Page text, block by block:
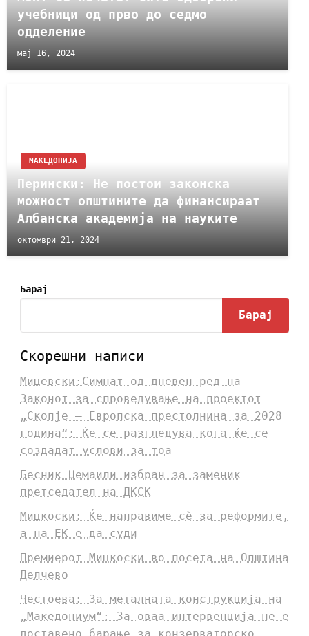
учебници од прво до седмо
одделение
мај 16, 2024
МАКЕДОНИЈА
Перински: Не постои законска
можност општините да финансираат
Албанска академија на науките
октомври 21, 2024
Барај
Барај
Скорешни написи
Мицевски:Симнат од дневен ред на
Законот за спроведување на проектот
„Скопје – Европска престолнина за 2028
година“: Ќе се разгледува кога ќе се
создадат услови за тоа
Бесник Џемаили избран за заменик
претседател на ДКСК
Мицкоски: Ќе направиме сè за реформите,
а на ЕК е да суди
Премиерот Мицкоски во посета на Општина
Делчево
Честоева: За металната конструкција на
„Македониум“: За оваа интервенција не е